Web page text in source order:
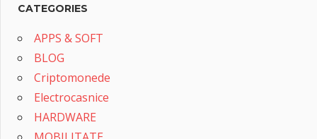
CATEGORIES
APPS & SOFT
BLOG
Criptomonede
Electrocasnice
HARDWARE